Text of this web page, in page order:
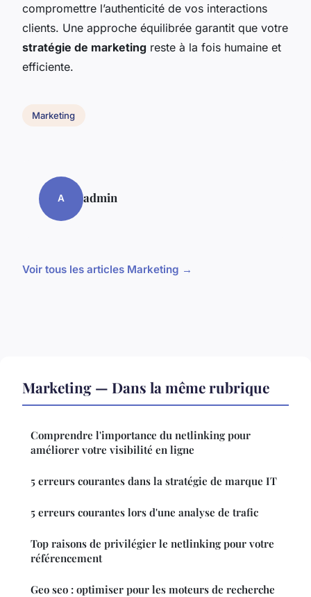
compromettre l’authenticité de vos interactions
clients. Une approche équilibrée garantit que votre
stratégie de marketing reste à la fois humaine et
efficiente.
Marketing
A admin
Voir tous les articles Marketing →
Marketing — Dans la même rubrique
Comprendre l'importance du netlinking pour
améliorer votre visibilité en ligne
5 erreurs courantes dans la stratégie de marque IT
5 erreurs courantes lors d'une analyse de trafic
Top raisons de privilégier le netlinking pour votre
référencement
Geo seo : optimiser pour les moteurs de recherche